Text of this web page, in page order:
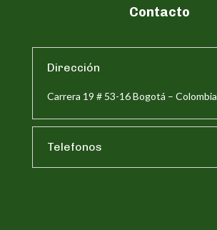
Contacto
Dirección
Carrera 19 # 53-16 Bogotá – Colombia
Telefonos